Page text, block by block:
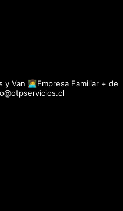
y Van 👩‍💻Empresa Familiar + de